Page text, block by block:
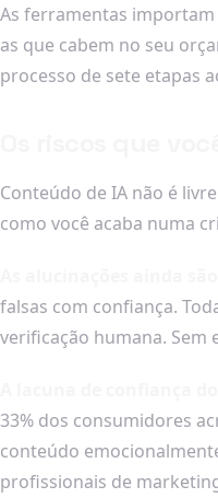
As ferramentas
as que cabem no seu
processo de sete etapas
Conteúdo de IA não é
como você acaba numa
falsas com confiança.
verificação humana. Sem
33% dos consumidores
conteúdo
profissionais de